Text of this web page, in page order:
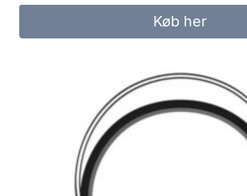
Køb her